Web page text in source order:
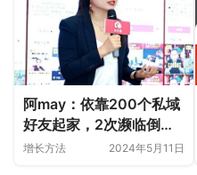
阿may：依靠200个私域
好友起家，2次濒临倒
闭，创业6年，我到底经
增长方法 2024年5月11日